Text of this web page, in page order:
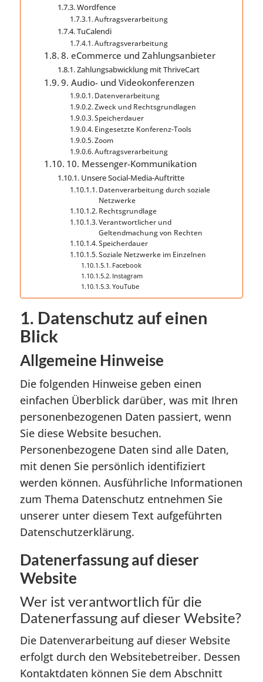
Wordfence
Auftragsverarbeitung
TuCalendi
Auftragsverarbeitung
8. eCommerce und Zahlungs­anbieter
Zahlungsabwicklung mit ThriveCart
9. Audio- und Videokonferenzen
Datenverarbeitung
Zweck und Rechtsgrundlagen
Speicherdauer
Eingesetzte Konferenz-Tools
Zoom
Auftragsverarbeitung
10. Messenger-Kommunikation
Unsere Social-Media-Auftritte
Datenverarbeitung durch soziale
Netzwerke
Rechtsgrundlage
Verantwortlicher und
Geltendmachung von Rechten
Speicherdauer
Soziale Netzwerke im Einzelnen
Facebook
Instagram
YouTube
1. Datenschutz auf einen
Blick
Allgemeine Hinweise
Die folgenden Hinweise geben einen
einfachen Überblick darüber, was mit Ihren
personenbezogenen Daten passiert, wenn
Sie diese Website besuchen.
Personenbezogene Daten sind alle Daten,
mit denen Sie persönlich identifiziert
werden können. Ausführliche Informationen
zum Thema Datenschutz entnehmen Sie
unserer unter diesem Text aufgeführten
Datenschutzerklärung.
Datenerfassung auf dieser
Website
Wer ist verantwortlich für die
Datenerfassung auf dieser Website?
Die Datenverarbeitung auf dieser Website
erfolgt durch den Websitebetreiber. Dessen
Kontaktdaten können Sie dem Abschnitt